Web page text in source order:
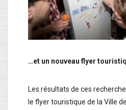
…et un nouveau flyer
Les résultats de ces
le flyer touristique de la Ville